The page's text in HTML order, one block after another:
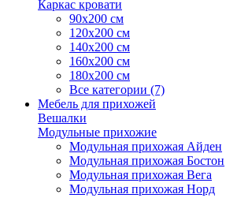
Каркас кровати
90х200 см
120х200 см
140х200 см
160х200 см
180х200 см
Все категории (7)
Мебель для прихожей
Вешалки
Модульные прихожие
Модульная прихожая Айден
Модульная прихожая Бостон
Модульная прихожая Вега
Модульная прихожая Норд